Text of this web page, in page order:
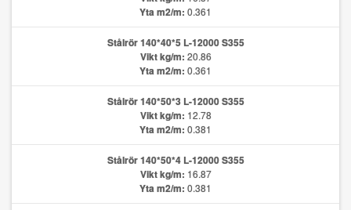
Yta m2/m: 0.361
Stålrör 140*40*5 L-12000 S355
Vikt kg/m: 20.86
Yta m2/m: 0.361
Stålrör 140*50*3 L-12000 S355
Vikt kg/m: 12.78
Yta m2/m: 0.381
Stålrör 140*50*4 L-12000 S355
Vikt kg/m: 16.87
Yta m2/m: 0.381